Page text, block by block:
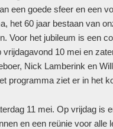
een goede sfeer en een
het 60 jaar bestaan van
Voor het jubileum is een
10 mei en
Nick Lamberink en
programma ziet er in het
11 mei. Op vrijdag is
en een reünie voor alle